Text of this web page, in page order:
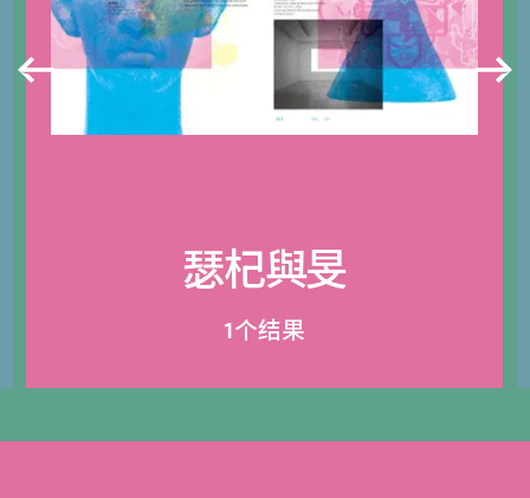
瑟杞與旻
1个结果